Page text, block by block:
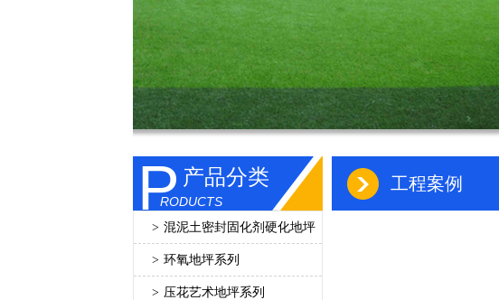
P产品分类
RODUCTS
> 混泥土密封固化剂硬化地坪
> 环氧地坪系列
> 压花艺术地坪系列
工程案例